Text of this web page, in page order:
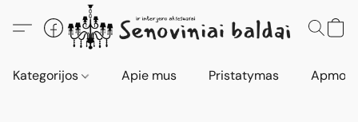
Kategorijos Apie mus Pristatymas